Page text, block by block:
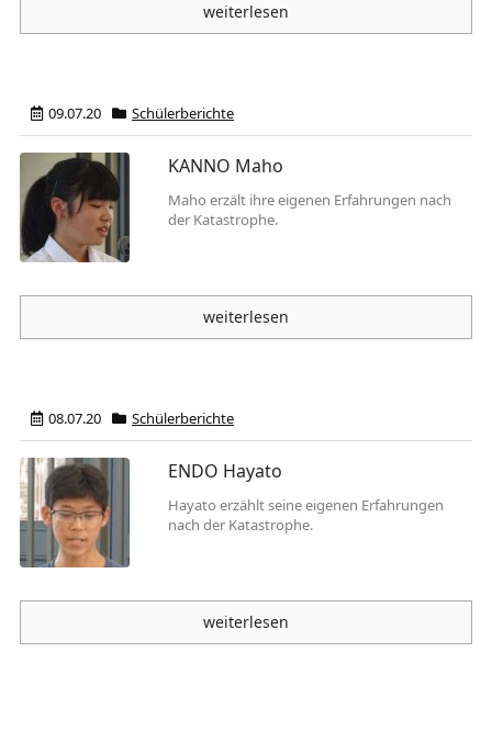
weiterlesen
09.07.20 Schülerberichte
KANNO Maho
Maho erzält ihre eigenen Erfahrungen nach
der Katastrophe.
weiterlesen
08.07.20 Schülerberichte
ENDO Hayato
Hayato erzählt seine eigenen Erfahrungen
nach der Katastrophe.
weiterlesen